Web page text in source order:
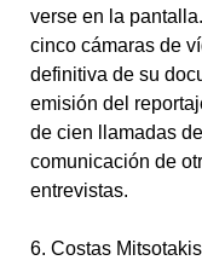
verse en la
cinco cámaras de
definitiva de su
emisión del
de cien llamadas
comunicación de
entrevistas.
6. Costas